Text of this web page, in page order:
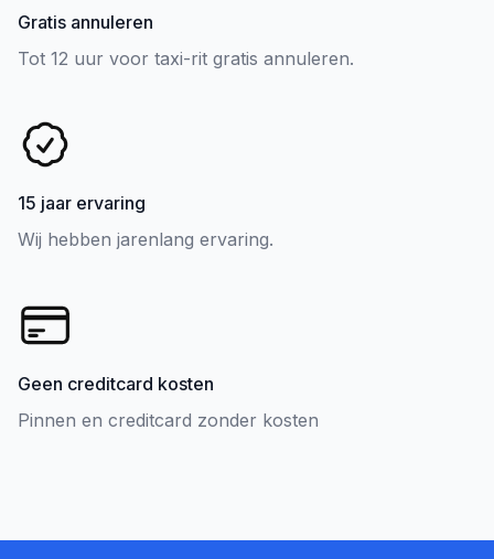
Gratis annuleren
Tot 12 uur voor taxi-rit gratis annuleren.
15 jaar ervaring
Wij hebben jarenlang ervaring.
Geen creditcard kosten
Pinnen en creditcard zonder kosten